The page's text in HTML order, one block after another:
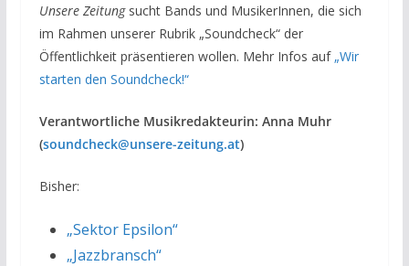
Unsere Zeitungsucht Bands und MusikerInnen, die sich
im Rahmen unserer Rubrik „Soundcheck“ der
Öffentlichkeit präsentieren wollen. Mehr Infos auf „Wir
starten den Soundcheck!“
Verantwortliche Musikredakteurin: Anna Muhr
(soundcheck@unsere-zeitung.at)
Bisher:
„Sektor Epsilon“
„Jazzbransch“